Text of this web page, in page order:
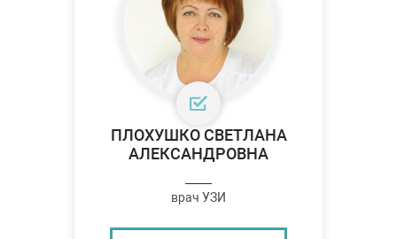
ПЛОХУШКО СВЕТЛАНА
АЛЕКСАНДРОВНА
врач УЗИ